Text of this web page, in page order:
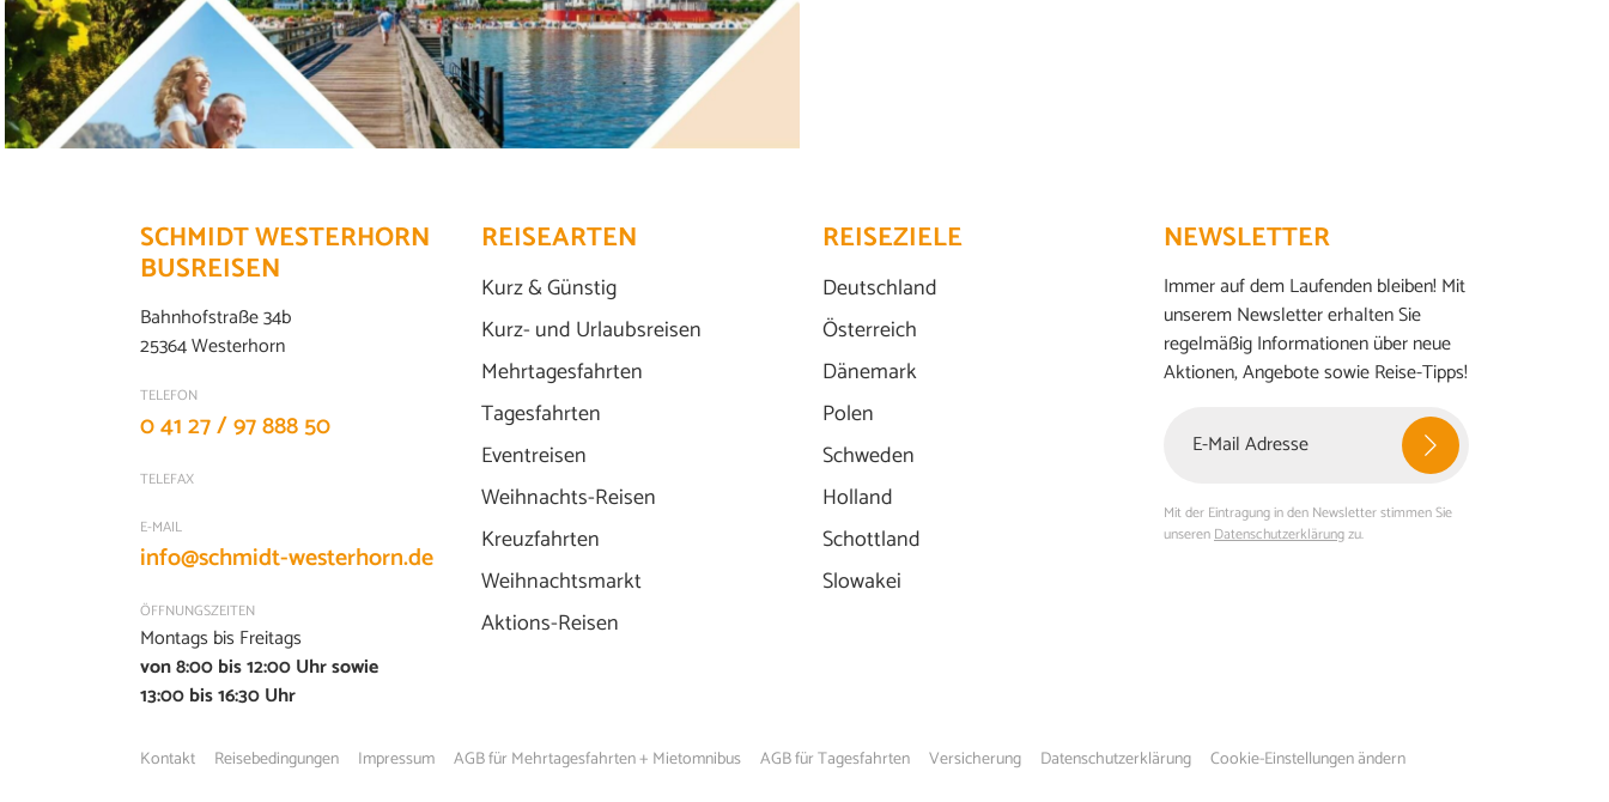
SCHMIDT WESTERHORN
BUSREISEN
Bahnhofstraße 34b
25364 Westerhorn
TELEFON
0 41 27 / 97 888 50
TELEFAX
E-MAIL
info@schmidt-westerhorn.de
ÖFFNUNGSZEITEN
Montags bis Freitags
von 8:00 bis 12:00 Uhr sowie
13:00 bis 16:30 Uhr
REISEARTEN
Kurz & Günstig
Kurz- und Urlaubsreisen
Mehrtagesfahrten
Tagesfahrten
Eventreisen
Weihnachts-Reisen
Kreuzfahrten
Weihnachtsmarkt
Aktions-Reisen
REISEZIELE
Deutschland
Österreich
Dänemark
Polen
Schweden
Holland
Schottland
Slowakei
NEWSLETTER
Immer auf dem Laufenden bleiben! Mit
unserem Newsletter erhalten Sie
regelmäßig Informationen über neue
Aktionen, Angebote sowie Reise-Tipps!
Mit der Eintragung in den Newsletter stimmen Sie
unseren Datenschutzerklärungzu.
Kontakt Reisebedingungen Impressum AGB für Mehrtagesfahrten + Mietomnibus AGB für Tagesfahrten Versicherung Datenschutzerklärung Cookie-Einstellungen ändern